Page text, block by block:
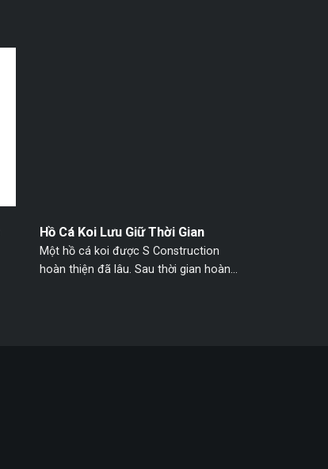
Hồ Cá Koi Lưu Giữ Thời Gian
Một hồ cá koi được S Construction
hoàn thiện đã lâu. Sau thời gian hoàn...